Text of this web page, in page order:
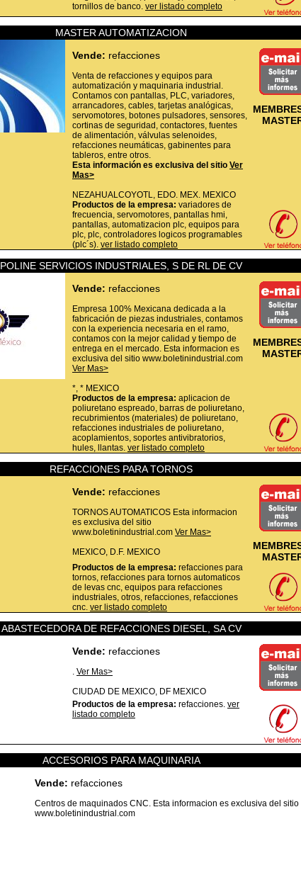
tornillos de banco. ver listado completo
MASTER AUTOMATIZACION
Vende: refacciones
Venta de refacciones y equipos para
automatización y maquinaria industrial.
Contamos con pantallas, PLC, variadores,
arrancadores, cables, tarjetas analógicas,
servomotores, botones pulsadores, sensores,
cortinas de seguridad, contactores, fuentes
de alimentación, válvulas selenoides,
refacciones neumáticas, gabinentes para
tableros, entre otros.
Esta información es exclusiva del sitio Ver
Mas>
NEZAHUALCOYOTL, EDO. MEX. MEXICO
Productos de la empresa: variadores de
frecuencia, servomotores, pantallas hmi,
pantallas, automatizacion plc, equipos para
plc, plc, controladores logicos programables
(plc´s). ver listado completo
POLINE SERVICIOS INDUSTRIALES, S DE RL DE CV
Vende: refacciones
Empresa 100% Mexicana dedicada a la
fabricación de piezas industriales, contamos
con la experiencia necesaria en el ramo,
contamos con la mejor calidad y tiempo de
entrega en el mercado. Esta informacion es
exclusiva del sitio www.boletinindustrial.com
Ver Mas>
*, * MEXICO
Productos de la empresa: aplicacion de
poliuretano espreado, barras de poliuretano,
recubrimientos (materiales) de poliuretano,
refacciones industriales de poliuretano,
acoplamientos, soportes antivibratorios,
hules, llantas. ver listado completo
REFACCIONES PARA TORNOS
Vende: refacciones
TORNOS AUTOMATICOS Esta informacion
es exclusiva del sitio
www.boletinindustrial.com Ver Mas>
MEXICO, D.F. MEXICO
Productos de la empresa: refacciones para
tornos, refacciones para tornos automaticos
de levas cnc, equipos para refacciones
industriales, otros, refacciones, refacciones
cnc. ver listado completo
ABASTECEDORA DE REFACCIONES DIESEL, SA CV
Vende: refacciones
. Ver Mas>
CIUDAD DE MEXICO, DF MEXICO
Productos de la empresa: refacciones. ver
listado completo
ACCESORIOS PARA MAQUINARIA
Vende: refacciones
Centros de maquinados CNC. Esta informacion es exclusiva del sitio
www.boletinindustrial.com